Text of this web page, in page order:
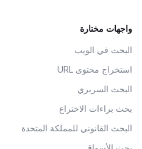
واجهات مختارة
البحث في الويب
استخراج محتوى URL
البحث السريري
بحث براءات الاختراع
البحث القانوني للمملكة المتحدة